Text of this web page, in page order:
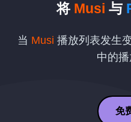
将 Musi 与
当 Musi 播放列表发生
中的播
免